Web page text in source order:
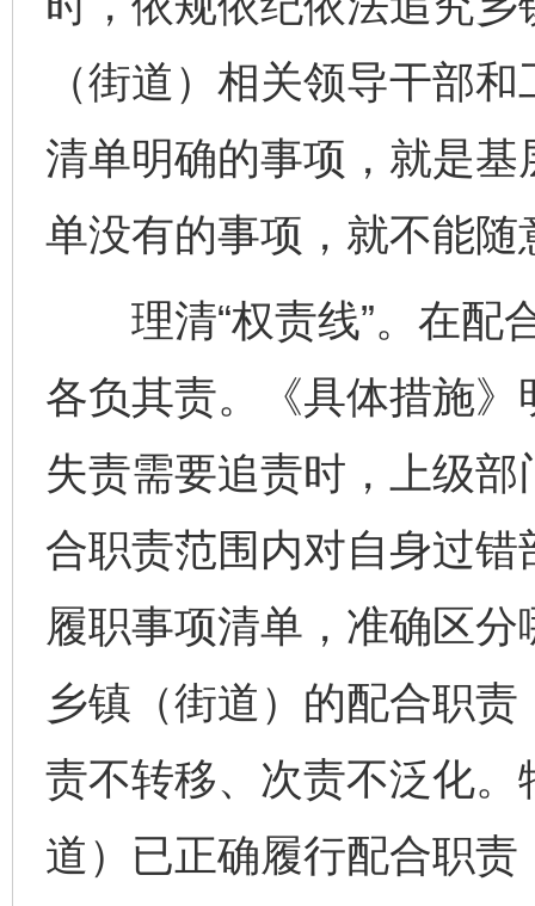
（街道）相关领导干部
清单明确的事项，就是基
单没有的事项，就不能
理清“权责线”。在配
各负其责。《具体措施
失责需要追责时，上级
合职责范围内对自身过
履职事项清单，准确区
乡镇（街道）的配合职责
责不转移、次责不泛化。
道）已正确履行配合职